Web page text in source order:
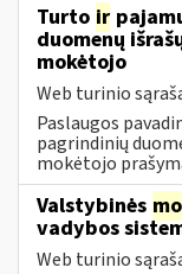
Turto ir
duomenų
mokėtojo
Web turinio
Paslaugos
pagrindinių
mokėtojo
Valstybinės
vadybos
Web turinio